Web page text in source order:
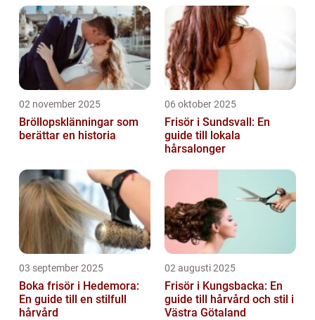
02 november 2025
Bröllopsklänningar som
berättar en historia
06 oktober 2025
Frisör i Sundsvall: En
guide till lokala
hårsalonger
03 september 2025
Boka frisör i Hedemora:
En guide till en stilfull
hårvård
02 augusti 2025
Frisör i Kungsbacka: En
guide till hårvård och stil i
Västra Götaland